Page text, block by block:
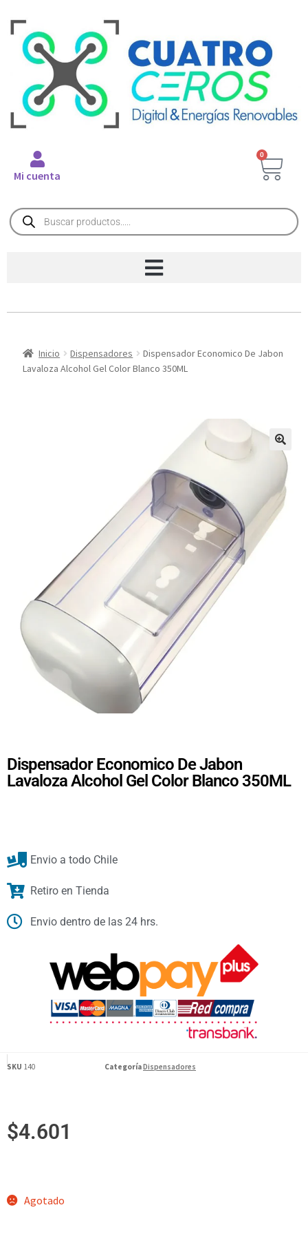
Mi cuenta
0
Inicio Dispensadores
Dispensador Economico De Jabon
Lavaloza Alcohol Gel Color Blanco 350ML
🔍
Dispensador Economico De Jabon
Lavaloza Alcohol Gel Color Blanco 350ML
Envio a todo Chile
Retiro en Tienda
Envio dentro de las 24 hrs.
SKU 140 CategoríaDispensadores
$4.601
Agotado